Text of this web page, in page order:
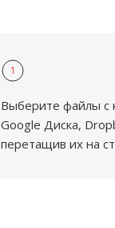
1
Выберите файлы с
Google Диска,
перетащив их на